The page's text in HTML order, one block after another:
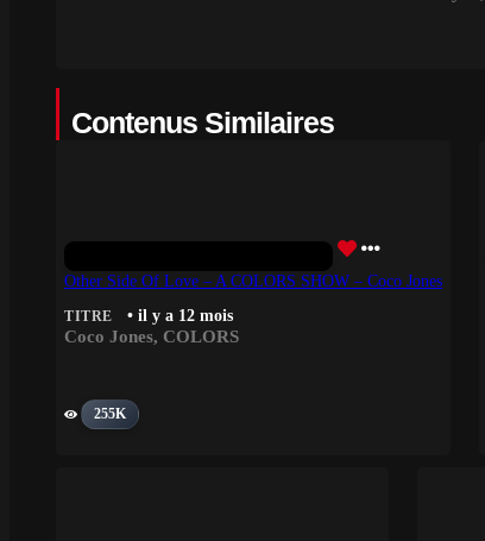
Contenus Similaires
Other Side Of Love – A COLORS SHOW – Coco Jones
TITRE • il y a 12 mois
Coco Jones, COLORS
255K